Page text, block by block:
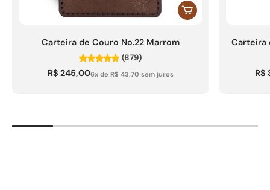
Carteira de Couro No.22 Marrom
(879)
R$ 245,006x de R$ 43,70 sem juros
Carteira
R$